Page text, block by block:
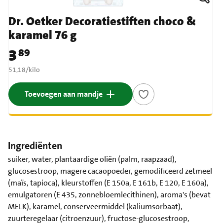
Dr. Oetker Decoratiestiften choco &
karamel 76 g
Prijs: € 3,89
389
€ 51,18 per kilo
51,18/kilo
Toevoegen aan mandje
Ingrediënten
suiker, water, plantaardige oliën (palm, raapzaad),
glucosestroop, magere cacaopoeder, gemodificeerd zetmeel
(maïs, tapioca), kleurstoffen (E 150a, E 161b, E 120, E 160a),
emulgatoren (E 435, zonnebloemlecithinen), aroma's (bevat
MELK), karamel, conserveermiddel (kaliumsorbaat),
zuurteregelaar (citroenzuur), fructose-glucosestroop,